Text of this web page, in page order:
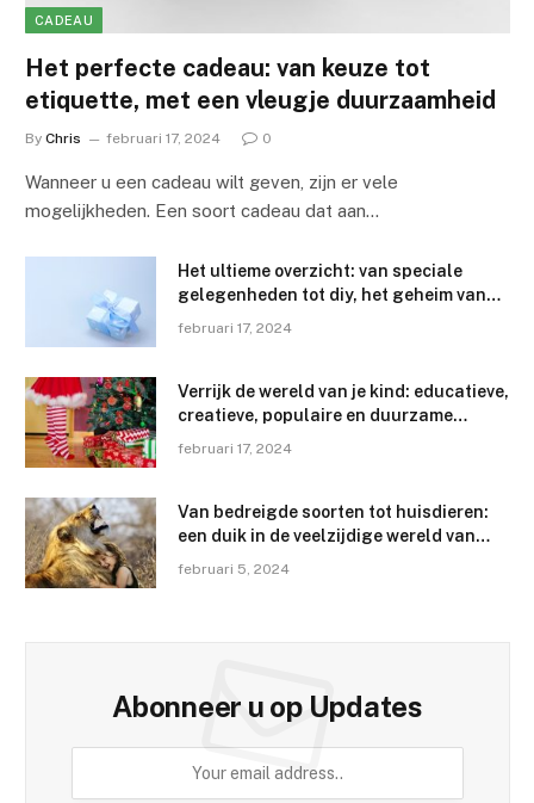
CADEAU
Het perfecte cadeau: van keuze tot
etiquette, met een vleugje duurzaamheid
By Chris februari 17, 2024 0
Wanneer u een cadeau wilt geven, zijn er vele
mogelijkheden. Een soort cadeau dat aan…
Het ultieme overzicht: van speciale
gelegenheden tot diy, het geheim van
februari 17, 2024
Verrijk de wereld van je kind: educatieve,
creatieve, populaire en duurzame
februari 17, 2024
Van bedreigde soorten tot huisdieren:
een duik in de veelzijdige wereld van
februari 5, 2024
Abonneer u op Updates